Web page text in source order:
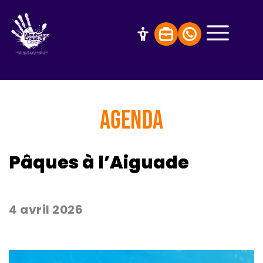
AGENDA
Pâques à l’Aiguade
4 avril 2026